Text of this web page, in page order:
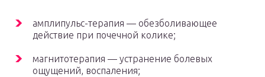
амплипульс-терапия — обезболивающее
действие при почечной колике;
магнитотерапия — устранение болевых
ощущений, воспаления;